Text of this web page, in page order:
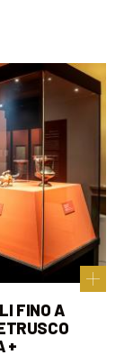
FINO A
+